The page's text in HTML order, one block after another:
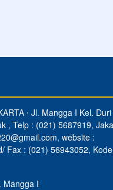
⋅ Jl. Mangga I Kel. Duri
, Telp : (021) 5687919,
website :
Fax : (021) 56943052, Kode
Mangga I